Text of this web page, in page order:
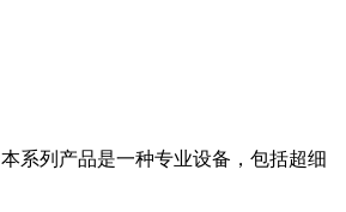
系列产品是一种专业设备，包括超细